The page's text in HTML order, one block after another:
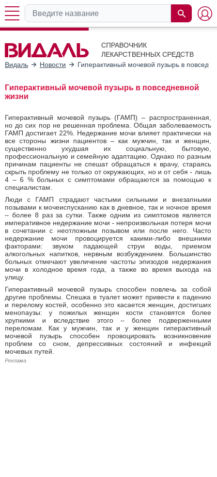
СПРАВОЧНИК
ЛЕКАРСТВЕННЫХ СРЕДСТВ
Видаль
Новости Гиперактивный мочевой пузырь в
Гиперактивный мочевой пузырь в повседневной
жизни
Гиперактивный мочевой пузырь (ГАМП) – распространенная,
но до сих пор не решенная проблема. Общая заболеваемость
ГАМП достигает 22%. Недержание мочи влияет практически на
все стороны жизни пациентов – как мужчин, так и женщин,
существенно ухудшая их социальную, бытовую,
профессиональную и семейную адаптацию. Однако по разным
причинам пациенты не спешат обращаться к врачу, стараясь
скрыть проблему не только от окружающих, но и от себя - лишь
4 – 6 % больных с симптомами обращаются за помощью к
специалистам.
Люди с ГАМП страдают частыми сильными и внезапными
позывами к мочеиспусканию как в дневное, так и ночное время
– более 8 раз за сутки. Также одним из симптомов является
императивное недержание мочи - непроизвольная потеря мочи
в сочетании с неотложным позывом или после него. Часто
недержание мочи провоцируется какими-либо внешними
факторами: звуком падающей струи воды, приемом
алкогольных напитков, нервным возбуждением. Большинство
больных отмечают увеличение частоты эпизодов недержания
мочи в холодное время года, а также во время выхода на
улицу.
Гиперактивный мочевой пузырь способен повлечь за собой
другие проблемы. Спешка в туалет может привести к падению
и перелому костей, особенно это касается женщин, достигших
менопаузы: у пожилых женщин кости становятся более
хрупкими и вследствие этого – более подверженными
переломам. Как у мужчин, так и у женщин гиперактивный
мочевой пузырь способен провоцировать возникновение
проблем со сном, депрессивных состояний и инфекций
мочевых путей.
Реклама